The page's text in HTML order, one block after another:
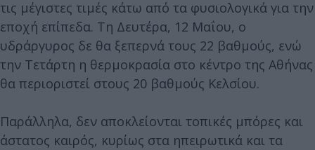
τις μέγιστες τιμές κάτω από τα φυσιολογικά για την
εποχή επίπεδα. Τη Δευτέρα, 12 Μαΐου, ο
υδράργυρος δε θα ξεπερνά τους 22 βαθμούς, ενώ
την Τετάρτη η θερμοκρασία στο κέντρο της Αθήνας
θα περιοριστεί στους 20 βαθμούς Κελσίου.
Παράλληλα, δεν αποκλείονται τοπικές μπόρες και
άστατος καιρός, κυρίως στα ηπειρωτικά και τα